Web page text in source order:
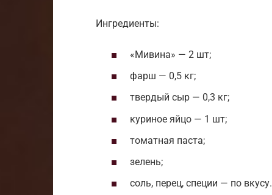
Ингредиенты:
«Мивина» — 2 шт;
фарш — 0,5 кг;
твердый сыр — 0,3 кг;
куриное яйцо — 1 шт;
томатная паста;
зелень;
соль, перец, специи — по вкусу.